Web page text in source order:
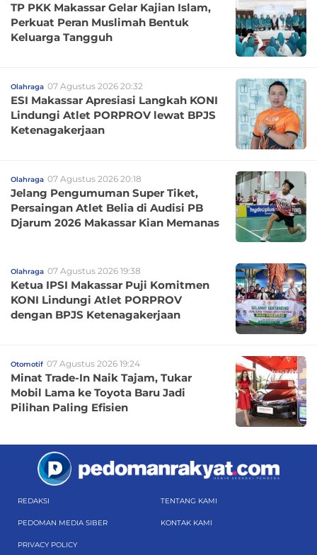
TP PKK Makassar Gelar Kajian Islam,
Perkuat Peran Muslimah Bentuk
Keluarga Tangguh
Olahraga 07 Agustus 2026 20:32
ESI Makassar Apresiasi Langkah KONI
Lindungi Atlet PORPROV lewat BPJS
Ketenagakerjaan
Olahraga 07 Agustus 2026 20:18
Jelang Pengumuman Super Tiket,
Persaingan Atlet Belia di Audisi PB
Djarum 2026 Makassar Kian Memanas
Olahraga 07 Agustus 2026 19:38
Ketua IPSI Makassar Puji Komitmen
KONI Lindungi Atlet PORPROV
dengan BPJS Ketenagakerjaan
Otomotif 07 Agustus 2026 19:24
Minat Trade-In Naik Tajam, Tukar
Mobil Lama ke Toyota Baru Jadi
Pilihan Paling Efisien
REDAKSI TENTANG KAMI
PEDOMAN MEDIA SIBER KONTAK KAMI
PRIVACY POLICY